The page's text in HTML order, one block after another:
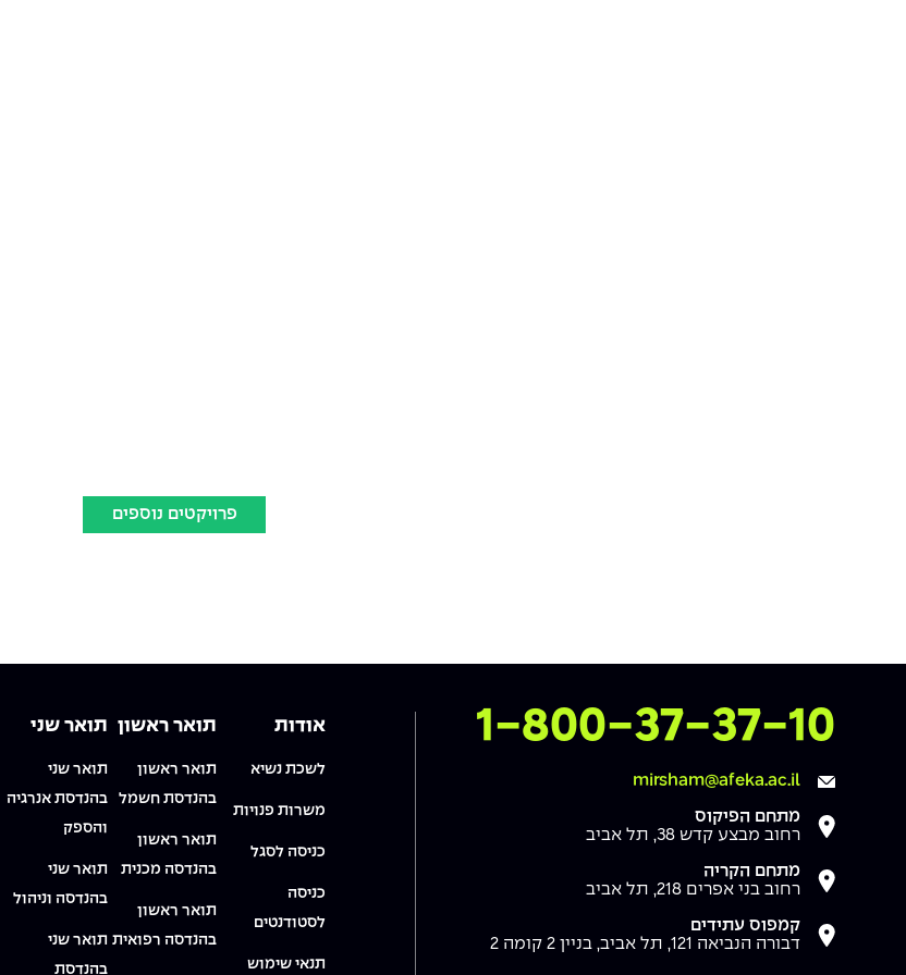
פרויקטים נוספים
צרו איתנו קשר
1-800-37-37-10
mirsham@afeka.ac.il
מתחם הפיקוס
רחוב מבצע קדש 38, תל אביב
מתחם הקריה
רחוב בני אפרים 218, תל אביב
קמפוס עתידים
דבורה הנביאה 121, תל אביב, בניין 2 קומה 2
אודות
לשכת נשיא
משרות פנויות
כניסה לסגל
כניסה
לסטודנטים
תנאי שימוש
תואר ראשון
תואר ראשון
בהנדסת חשמל
תואר ראשון
בהנדסה מכנית
תואר ראשון
בהנדסה רפואית
תואר שני
תואר שני
בהנדסת אנרגיה
והספק
תואר שני
בהנדסה וניהול
תואר שני
בהנדסת